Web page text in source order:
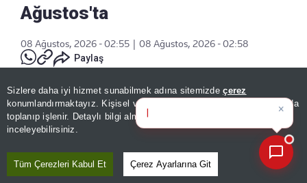
Sizlere daha iyi hizmet sunabilmek adına sitemizdeçerez
konumlandırmaktayız. Kişisel verileriniz, KVKK ve GDPR kapsamında
toplanıp işlenir. Detaylı bilgi almak için
inceleyebilirsiniz.
Tüm Çerezleri Kabul Et Çerez Ayarlarına Git
Ağustos'ta
08 Ağustos, 2026 - 02:55
08 Ağustos, 2026 - 02:58
Paylaş
×
Günün spor, gündem ve